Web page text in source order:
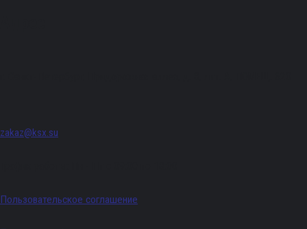
zakaz@ksx.su
Пользовательское соглашение